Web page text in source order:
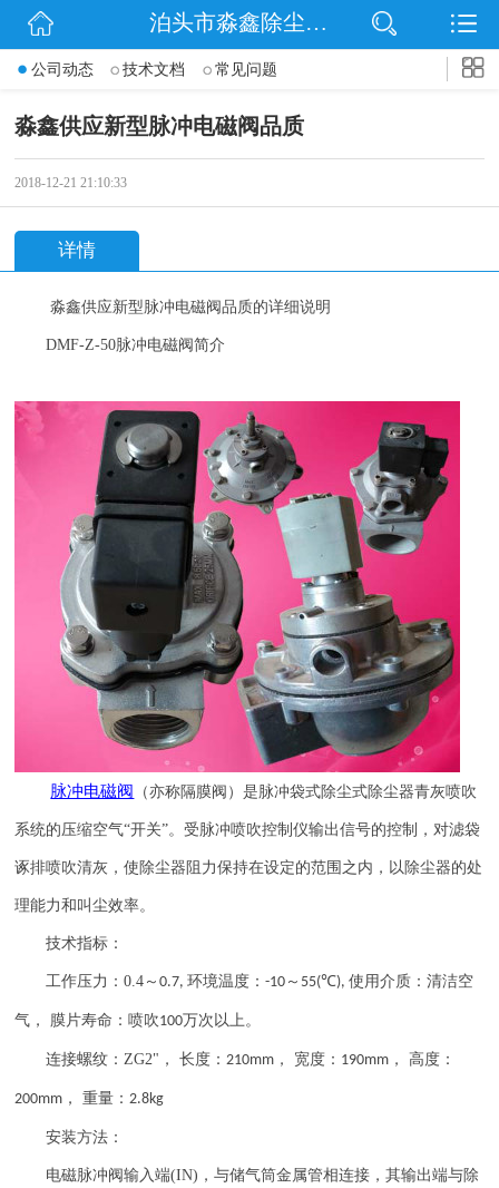
网站首页
泊头市淼鑫除尘配件销售处
公司动态 技术文档 常见问题
淼鑫供应新型脉冲电磁阀品质
2018-12-21 21:10:33
详情
淼鑫供应新型脉冲电磁阀品质的详细说明
DMF-Z-50脉冲电磁阀简介
脉冲电磁阀 （亦称隔膜阀）是脉冲袋式除尘式除尘器青灰喷吹
系统的压缩空气“开关”。受脉冲喷吹控制仪输出信号的控制，对滤袋
诼排喷吹清灰，使除尘器阻力保持在设定的范围之内，以除尘器的处
理能力和叫尘效率。
技术指标：
工作压力：0.4 ～0.7,环境温度：-10 ～ 55(℃),使用介质：清洁空
气， 膜片寿命：喷吹100万次以上。
连接螺纹：ZG2" ， 长度：210mm ， 宽度： 190mm ， 高度：
200mm ， 重量：2.8kg
安装方法：
电磁脉冲阀输入端(IN) ，与储气筒金属管相连接，其输出端与除